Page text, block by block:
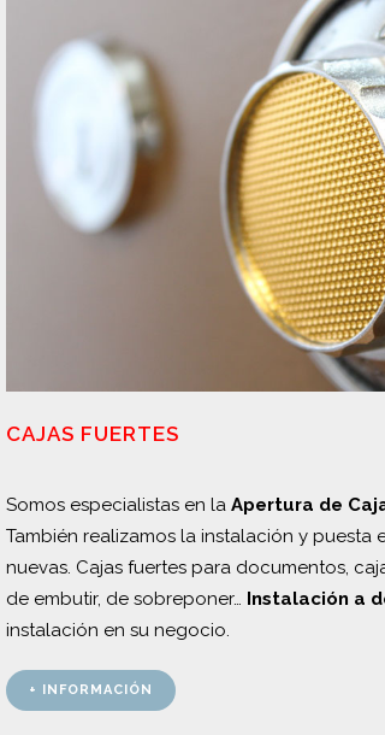
CAJAS FUERTES
Somos especialistas en la Apertura de
También realizamos la instalación y puesta
nuevas. Cajas fuertes para documentos,
de embutir, de sobreponer… Instalación a
instalación en su negocio.
+ INFORMACIÓN